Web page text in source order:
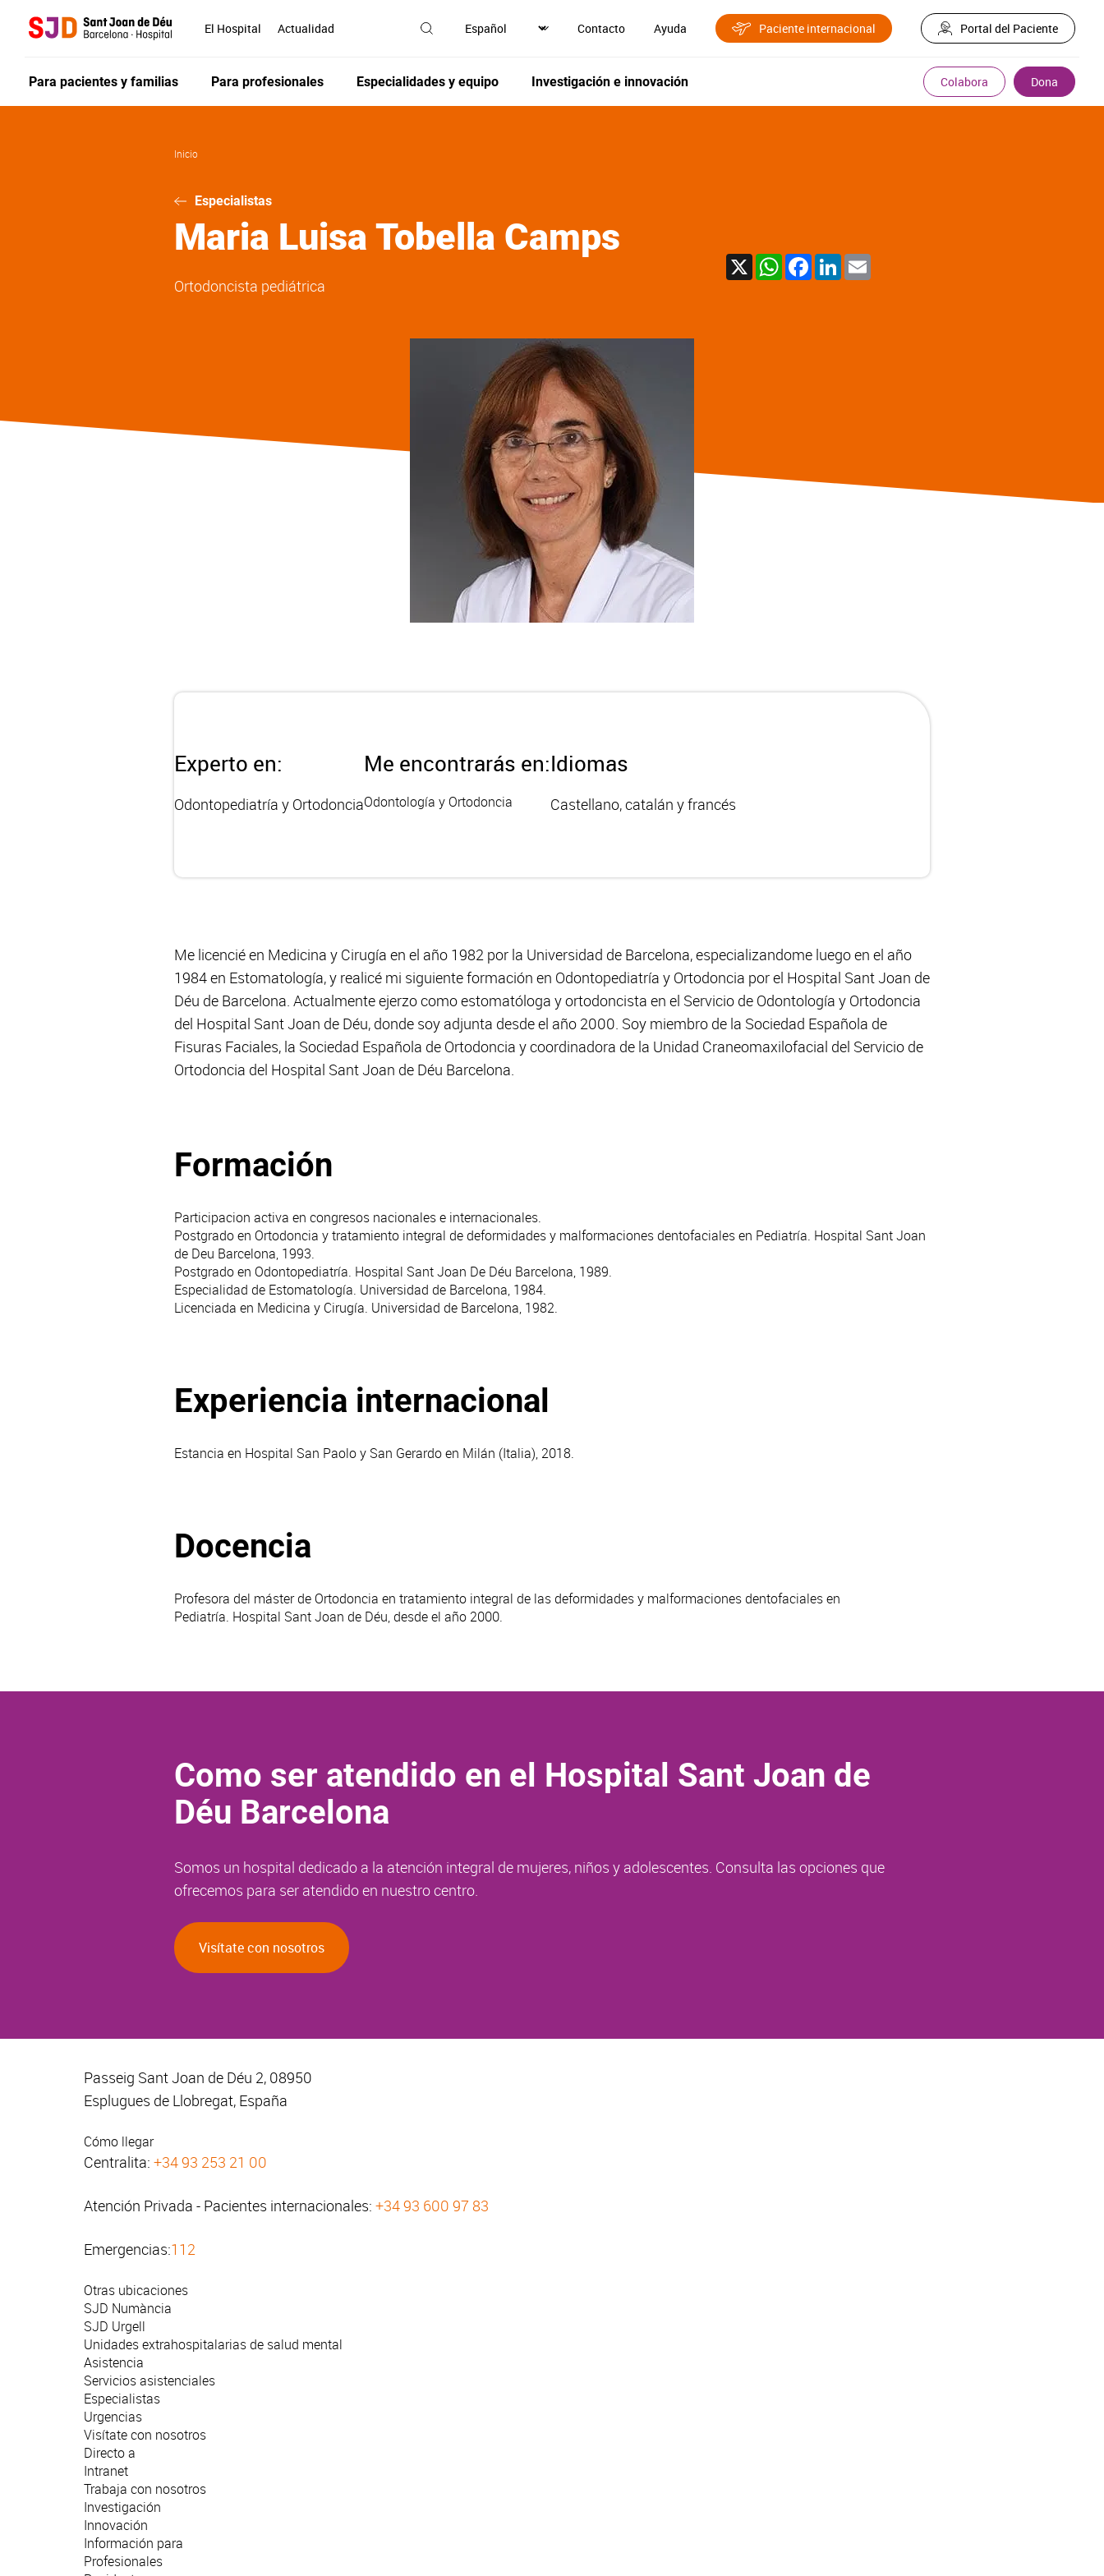
El Hospital Actualidad Contacto Ayuda Paciente internacional Portal del Paciente
Para pacientes y familias Para profesionales Especialidades y equipo Investigación e innovación Colabora Dona
Inicio
Especialistas
Maria Luisa Tobella Camps
Ortodoncista pediátrica
X WhatsAppFacebook
LinkedIn
Experto en:
Odontopediatría y Ortodoncia
Me encontrarás en:
Odontología y Ortodoncia
Idiomas
Castellano, catalán y francés
Me licencié en Medicina y Cirugía en el año 1982 por la Universidad de Barcelona, especializandome luego en el año
1984 en Estomatología, y realicé mi siguiente formación en Odontopediatría y Ortodoncia por el Hospital Sant Joan de
Déu de Barcelona. Actualmente ejerzo como estomatóloga y ortodoncista en el Servicio de Odontología y Ortodoncia
del Hospital Sant Joan de Déu, donde soy adjunta desde el año 2000. Soy miembro de la Sociedad Española de
Fisuras Faciales, la Sociedad Española de Ortodoncia y coordinadora de la Unidad Craneomaxilofacial del Servicio de
Ortodoncia del Hospital Sant Joan de Déu Barcelona.
Formación
Participacion activa en congresos nacionales e internacionales.
Postgrado en Ortodoncia y tratamiento integral de deformidades y malformaciones dentofaciales en Pediatría. Hospital Sant Joan
de Deu Barcelona, 1993.
Postgrado en Odontopediatría. Hospital Sant Joan De Déu Barcelona, 1989.
Especialidad de Estomatología. Universidad de Barcelona, 1984.
Licenciada en Medicina y Cirugía. Universidad de Barcelona, 1982.
Experiencia internacional
Estancia en Hospital San Paolo y San Gerardo en Milán (Italia), 2018.
Docencia
Profesora del máster de Ortodoncia en tratamiento integral de las deformidades y malformaciones dentofaciales en
Pediatría. Hospital Sant Joan de Déu, desde el año 2000.
Como ser atendido en el Hospital Sant Joan de
Déu Barcelona
Somos un hospital dedicado a la atención integral de mujeres, niños y adolescentes. Consulta las opciones que
ofrecemos para ser atendido en nuestro centro.
Visítate con nosotros
Passeig Sant Joan de Déu 2, 08950
Esplugues de Llobregat, España
Cómo llegar
Centralita: +34 93 253 21 00
Atención Privada - Pacientes internacionales: +34 93 600 97 83
Emergencias:112
Otras ubicaciones
SJD Numància
SJD Urgell
Unidades extrahospitalarias de salud mental
Asistencia
Servicios asistenciales
Especialistas
Urgencias
Visítate con nosotros
Directo a
Intranet
Trabaja con nosotros
Investigación
Innovación
Información para
Profesionales